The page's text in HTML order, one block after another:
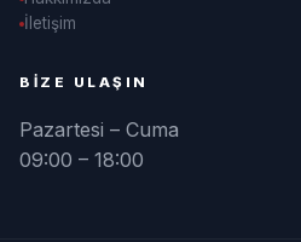
İletişim
BIZE ULAŞIN
Pazartesi – Cuma
09:00 – 18:00